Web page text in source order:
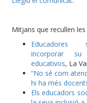
Mitjans que recullen les
Educadores
incorporar
educativos, La
“No sé com
hi ha més
Els educadors